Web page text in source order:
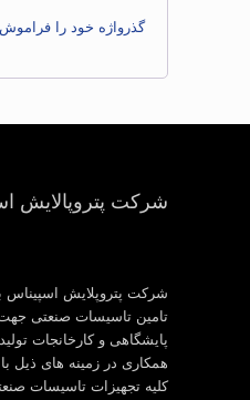
گذرواژه خود را
شرکت پتروپالایش
شرکت پتروپلایش اسپیناس
تامین تاسیسات صنعتی
پایشگاهی و کارخانجات
همکاری در زمینه های ذیل
کلیه تجهیزات تاسیسات